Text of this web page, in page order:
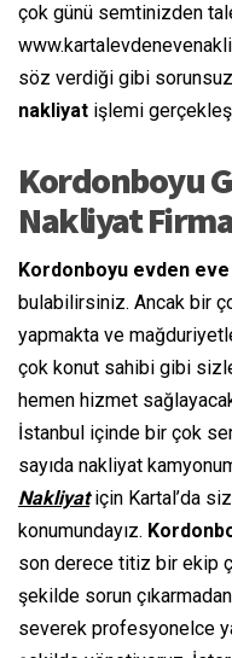
çok günü semtinizden
söz verdiği gibi sorunsuz
nakliyat işlemi
Kordonboyu
Nakliyat
Kordonboyu evden
bulabilirsiniz. Ancak bir
yapmakta ve
çok konut sahibi gibi
hemen hizmet
İstanbul içinde bir çok
sayıda nakliyat
Nakliyatiçin Kartal’da
konumundayız.
son derece titiz bir ekip
şekilde sorun
severek profesyonelce